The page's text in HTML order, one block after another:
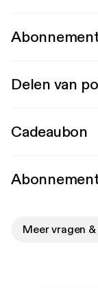
Delen van
Cadeaubon
Meer vragen